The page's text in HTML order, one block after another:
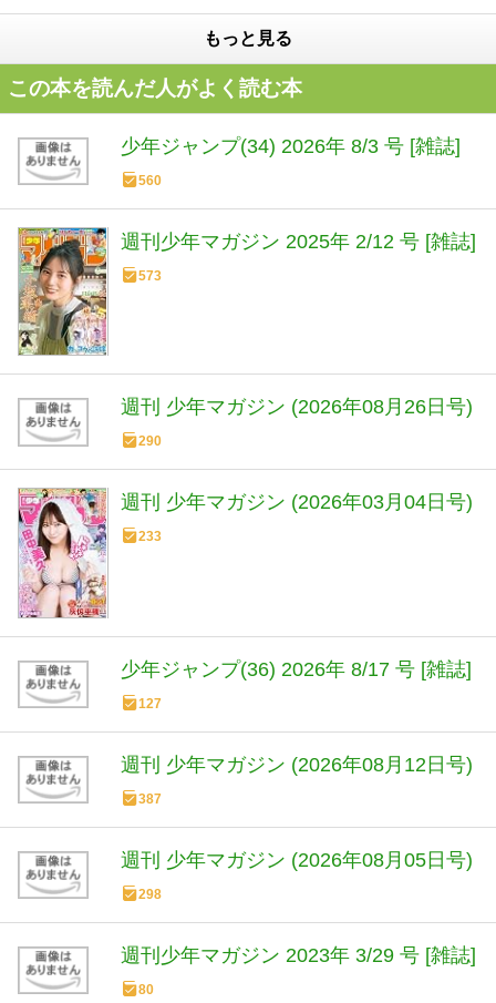
もっと見る
この本を読んだ人がよく読む本
少年ジャンプ(34) 2026年 8/3 号 [雑誌]
560
週刊少年マガジン 2025年 2/12 号 [雑誌]
573
週刊 少年マガジン (2026年08月26日号)
290
週刊 少年マガジン (2026年03月04日号)
233
少年ジャンプ(36) 2026年 8/17 号 [雑誌]
127
週刊 少年マガジン (2026年08月12日号)
387
週刊 少年マガジン (2026年08月05日号)
298
週刊少年マガジン 2023年 3/29 号 [雑誌]
80